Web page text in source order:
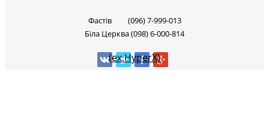
Фастів (096) 7-999-013
Біла Церква (098) 6-000-814